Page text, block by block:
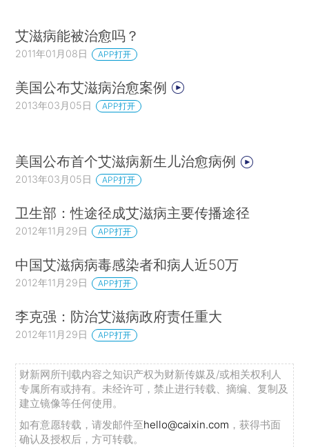
艾滋病能被治愈吗？
2011年01月08日 APP打开
美国公布艾滋病治愈案例
2013年03月05日 APP打开
美国公布首个艾滋病新生儿治愈病例
2013年03月05日 APP打开
卫生部：性途径成艾滋病主要传播途径
2012年11月29日 APP打开
中国艾滋病病毒感染者和病人近50万
2012年11月29日 APP打开
李克强：防治艾滋病政府责任重大
2012年11月29日 APP打开
财新网所刊载内容之知识产权为财新传媒及/或相关权利人
专属所有或持有。未经许可，禁止进行转载、摘编、复制及
建立镜像等任何使用。
如有意愿转载，请发邮件至hello@caixin.com ，获得书面
确认及授权后，方可转载。